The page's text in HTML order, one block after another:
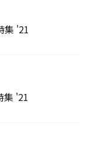
集 '21
集 '21